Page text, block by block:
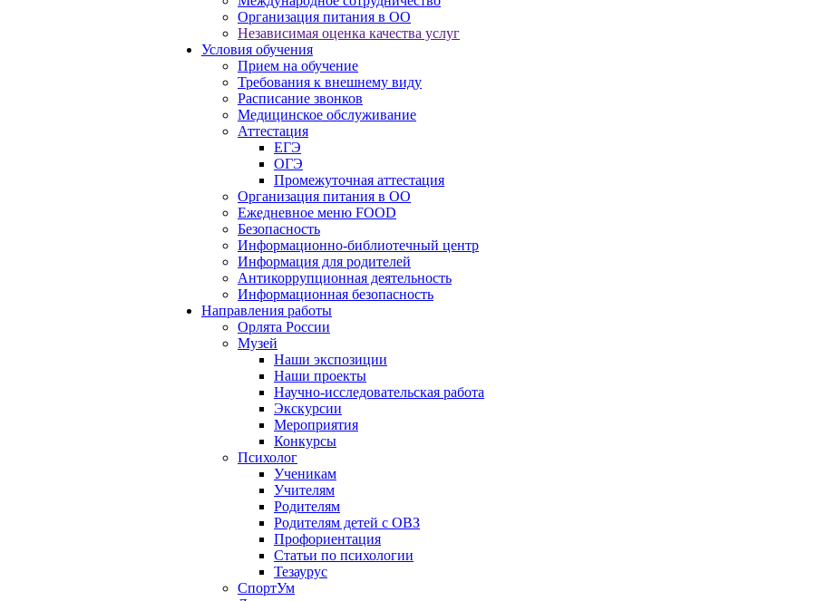
Организация питания в ОО
Независимая оценка качества услуг
Условия обучения
Прием на обучение
Требования к внешнему виду
Расписание звонков
Медицинское обслуживание
Аттестация
ЕГЭ
ОГЭ
Промежуточная аттестация
Организация питания в ОО
Ежедневное меню FOOD
Безопасность
Информационно-библиотечный центр
Информация для родителей
Антикоррупционная деятельность
Информационная безопасность
Направления работы
Орлята России
Музей
Наши экспозиции
Наши проекты
Научно-исследовательская работа
Экскурсии
Мероприятия
Конкурсы
Психолог
Ученикам
Учителям
Родителям
Родителям детей с ОВЗ
Профориентация
Статьи по психологии
Тезаурус
СпортУм